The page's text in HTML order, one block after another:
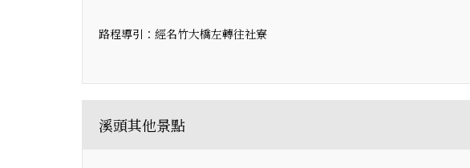
路程導引：經名竹大橋左轉往社寮
溪頭其他景點